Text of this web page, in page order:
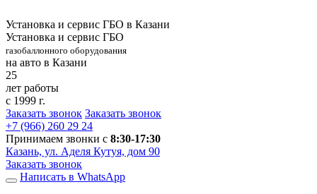
Установка и сервис ГБО в Казани
Установка и сервис ГБО
газобаллонного оборудования
на авто в Казани
25
лет работы
с 1999 г.
Заказать звонок Заказать звонок
+7 (966) 260 29 24
Принимаем звонки с 8:30-17:30
Казань, ул. Аделя Кутуя, дом 90
Заказать звонок
Написать в WhatsApp